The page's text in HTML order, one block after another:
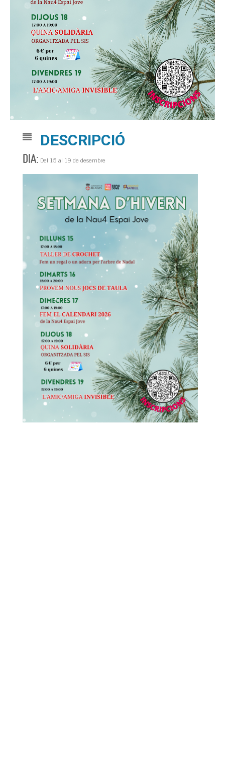
DESCRIPCIÓ
DIA: Del 15 al 19 de desembre